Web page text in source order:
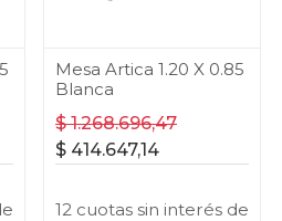
Mesa Artica 1.20 X 0.85
Blanca
$1.268.696,47
$ 414.647,14
12 cuotas sin interés de